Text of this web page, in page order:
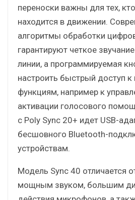
переноски важны для тех,
находится в движении.
алгоритмы обработки
гарантируют четкое
линии, а программируемая
настроить быстрый доступ
функциям, например к
активации голосового
с Poly Sync 20+ идет USB-
бесшовного Bluetooth-
устройствам.
Модель Sync 40 отличается
мощным звуком, большим